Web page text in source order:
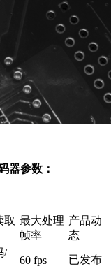
参数：
取 最大处理
帧率
产品动
态
/
60 fps 已发布